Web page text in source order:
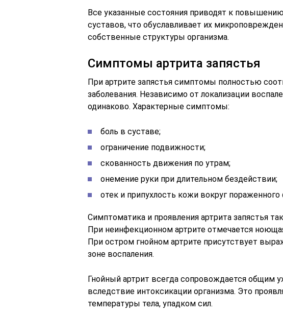
Все указанные состояния приводят к
суставов, что обуславливает их
собственные структуры организма.
Симптомы артрита запястья
При артрите запястья симптомы полностью
заболевания. Независимо от локализации
одинаково. Характерные симптомы:
боль в суставе;
ограничение подвижности;
скованность движения по утрам;
онемение руки при длительном бездействии;
отек и припухлость кожи вокруг пораженного
Симптоматика и проявления артрита запястья
При неинфекционном артрите отмечается
При остром гнойном артрите присутствует
зоне воспаления.
Гнойный артрит всегда сопровождается общим
вследствие интоксикации организма. Это
температуры тела, упадком сил.